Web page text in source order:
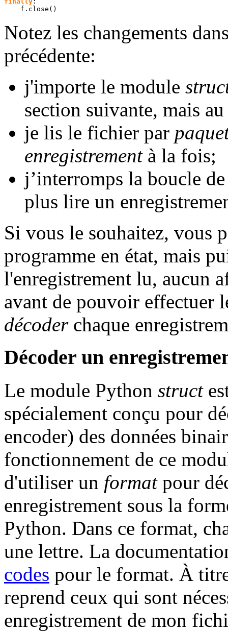
    f.
close ( )
Notez les changements
précédente:
j'importe le module
section suivante, mais
je lis le fichier par
enregistrementà la fois;
j’interromps la boucle
plus lire un
Si vous le souhaitez, vous
programme en état, mais
l'enregistrement lu, aucun
avant de pouvoir effectuer
décoderchaque
Décoder un
Le module Python struct
spécialement conçu pour
encoder) des données
fonctionnement de ce
d'utiliser un formatpour
enregistrement sous la
Python. Dans ce format,
une lettre. La
codes pour le format. À
reprend ceux qui sont
enregistrement de mon